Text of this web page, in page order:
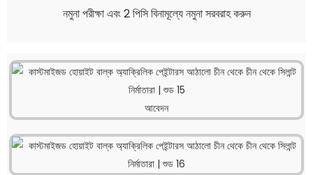
নমুনা পরীক্ষা এবং 2 পিসি বিনামূল্যে নমুনা সরবরাহ করুন
আবেদন